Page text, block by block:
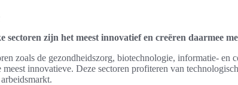
sectoren zijn het meest innovatief en creëren daarmee
zoals de gezondheidszorg, biotechnologie, informatie-
meest innovatieve. Deze sectoren profiteren van